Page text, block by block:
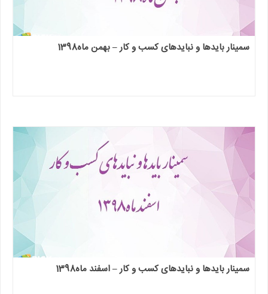
سمینار بایدها و نبایدهای کسب و کار – بهمن ماه1398
سمینار بایدها و نبایدهای کسب و کار – اسفند ماه1398